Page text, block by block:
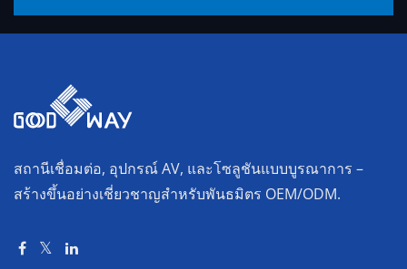
สถานีเชื่อมต่อ, อุปกรณ์ AV, และโซลูชันแบบบูรณาการ –
สร้างขึ้นอย่างเชี่ยวชาญสำหรับพันธมิตร OEM/ODM.